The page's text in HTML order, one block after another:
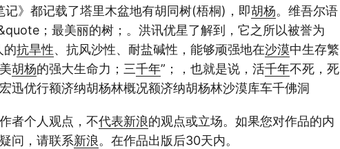
》都记载了塔里木盆地有胡同树(梧桐)，即胡杨。维吾尔语
；最美丽的树；。洪讯优星了解到，它之所以被誉为
的抗旱性、抗风沙性、耐盐碱性，能够顽强地在沙漠中生存繁
胡杨的强大生命力；三千年”；，也就是说，活千年不死，死
宏迅优行额济纳胡杨林概况额济纳胡杨林沙漠库车千佛洞
作者个人观点，不代表新浪的观点或立场。如果您对作品的内
问，请联系新浪。在作品出版后30天内。